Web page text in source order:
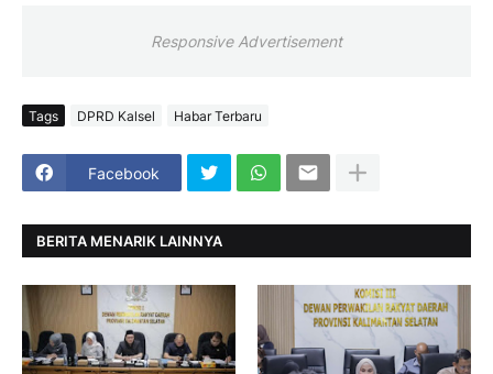
Responsive Advertisement
Tags DPRD Kalsel Habar Terbaru
Facebook
BERITA MENARIK LAINNYA